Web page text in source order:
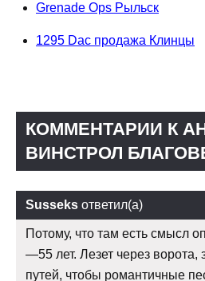
Grenade Ops Рыльск
1295 Dac продажа Клинцы
КОММЕНТАРИИ К
ВИНСТРОЛ
Susseks ответил(а)
Потому, что там есть смысл
—55 лет. Лезет через ворота,
путей, чтобы романтичные